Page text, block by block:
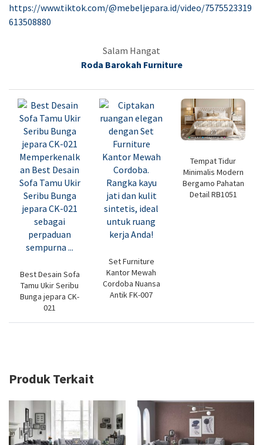
https://www.tiktok.com/@mebeljepara.id/video/7575523319
613508880
Salam Hangat
Roda Barokah Furniture
Best Desain Sofa
Tamu Ukir Seribu
Bunga jepara CK-
021
Set Furniture
Kantor Mewah
Cordoba Nuansa
Antik FK-007
Tempat Tidur
Minimalis Modern
Bergamo Pahatan
Detail RB1051
Produk Terkait